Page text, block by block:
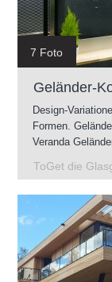
7 Foto
Geländer-
Design-
Formen.
Veranda
auch im
ToGet die